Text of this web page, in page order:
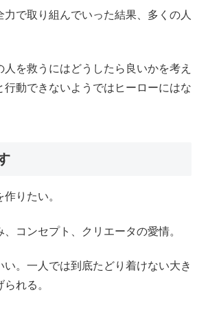
力で取り組んでいった結果、多くの人
人を救うにはどうしたら良いかを考え
行動できないようではヒーローにはな
りたい。
コンセプト、クリエータの愛情。
い。一人では到底たどり着けない大き
れる。